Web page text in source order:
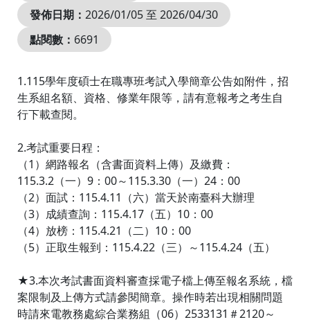
發佈日期： 2026/01/05 至 2026/04/30
點閱數： 6691
1.115學年度碩士在職專班考試入學簡章公告如附件，招
生系組名額、資格、修業年限等，請有意報考之考生自
行下載查閱。
2.考試重要日程：
（1）網路報名（含書面資料上傳）及繳費：
115.3.2（一）9：00～115.3.30（一）24：00
（2）面試：115.4.11（六）當天於南臺科大辦理
（3）成績查詢：115.4.17（五）10：00
（4）放榜：115.4.21（二）10：00
（5）正取生報到：115.4.22（三）～115.4.24（五）
★3.本次考試書面資料審查採電子檔上傳至報名系統，檔
案限制及上傳方式請參閱簡章。操作時若出現相關問題
時請來電教務處綜合業務組（06）2533131＃2120～